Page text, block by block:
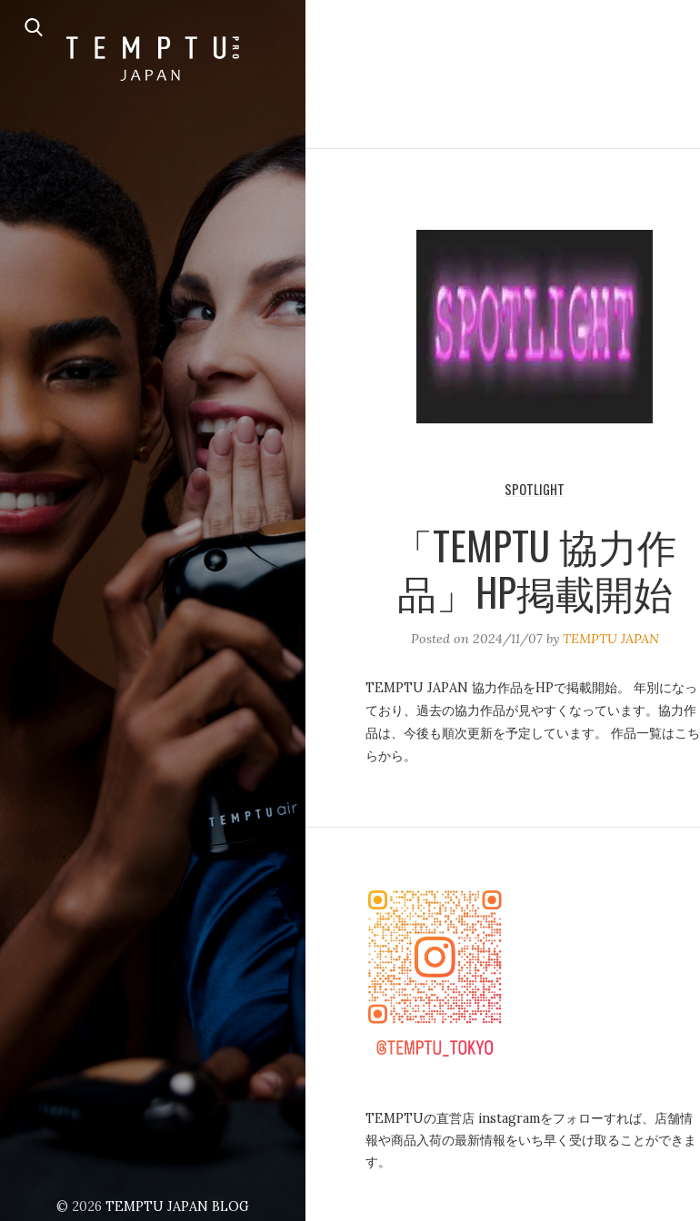
© 2026 TEMPTU JAPAN BLOG
SPOTLIGHT
「TEMPTU 協力作
品」HP掲載開始
Posted on 2024/11/07 by TEMPTU JAPAN
TEMPTU JAPAN 協力作品をHPで掲載開始。 年別になっ
ており、過去の協力作品が見やすくなっています。協力作
品は、今後も順次更新を予定しています。 作品一覧はこち
らから。
TEMPTUの直営店 instagramをフォローすれば、店舗情
報や商品入荷の最新情報をいち早く受け取ることができま
す。